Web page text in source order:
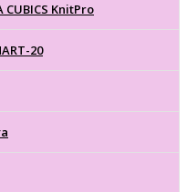
CUBICS KnitPro
20